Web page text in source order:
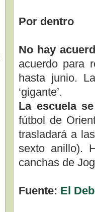
Por dentro
No hay
acuerdo para
hasta junio.
‘gigante’.
La escuela
fútbol de
trasladará a
sexto anillo).
canchas de
Fuente: El